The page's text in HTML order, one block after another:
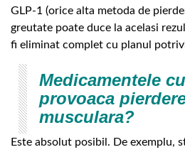
GLP-1 (orice alta metoda de
greutate poate duce la acelasi
fi eliminat complet cu planul
Medicamentele
provoaca
musculara?
Este absolut posibil. De exemplu,